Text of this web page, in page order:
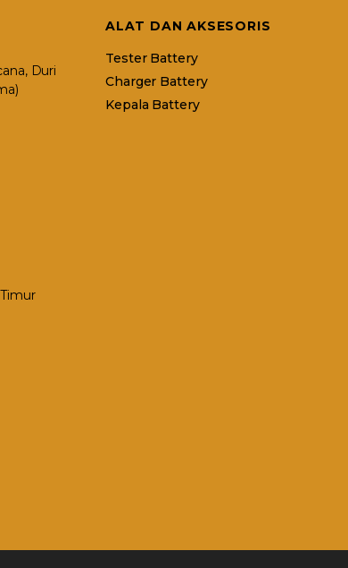
Duri
ALAT DAN AKSESORIS
Tester Battery
Charger Battery
Kepala Battery